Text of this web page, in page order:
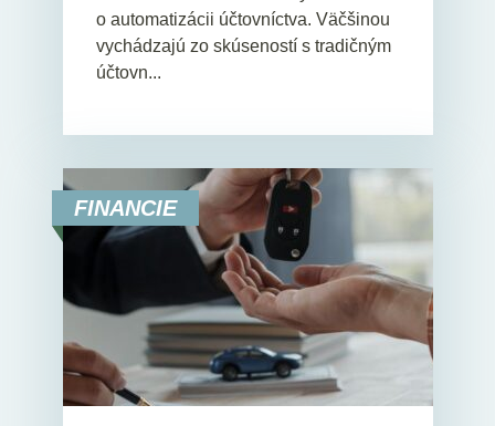
o automatizácii účtovníctva. Väčšinou
vychádzajú zo skúseností s tradičným
účtovn...
FINANCIE